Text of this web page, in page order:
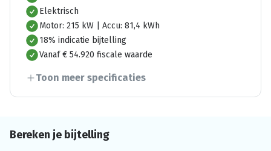
Elektrisch
Motor: 215 kW | Accu: 81,4 kWh
18% indicatie bijtelling
Vanaf € 54.920 fiscale waarde
Toon meer specificaties
Bereken je bijtelling